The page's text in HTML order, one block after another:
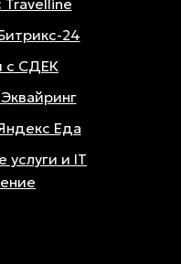
Travelline
24
с СДЕК
Еда
услуги и IT